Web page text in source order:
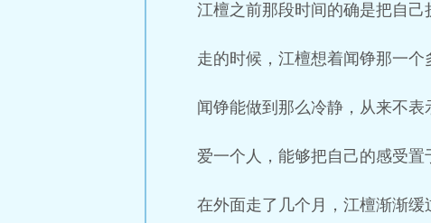
江檀之前那段时间的确是把自己
走的时候，江檀想着闻铮那一个
闻铮能做到那么冷静，从来不表
爱一个人，能够把自己的感受置
在外面走了几个月，江檀渐渐缓